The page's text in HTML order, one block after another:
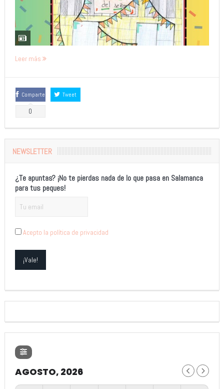
Leer más
Comparte
0
Tweet
NEWSLETTER
¿Te apuntas? ¡No te pierdas nada de lo que pasa en Salamanca
para tus peques!
Acepto la política de privacidad
AGOSTO, 2026